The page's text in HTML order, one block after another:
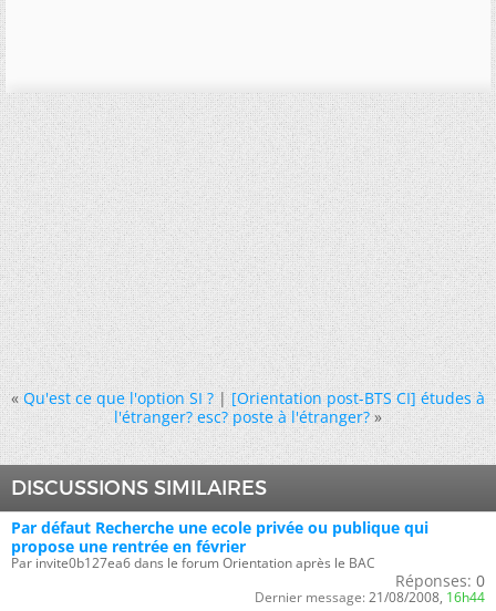
« Qu'est ce que l'option SI ?|[Orientation post-BTS CI] études à
l'étranger? esc? poste à l'étranger? »
DISCUSSIONS SIMILAIRES
Par défaut Recherche une ecole privée ou publique qui
propose une rentrée en février
Par invite0b127ea6 dans le forum Orientation après le BAC
Réponses: 0
Dernier message: 21/08/2008, 16h44